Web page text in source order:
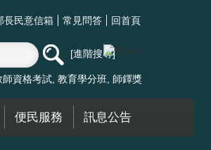
長民意信箱 常見問答 回首頁
進階搜尋
師資格考試 教育學分班 師鐸獎
便民服務 訊息公告